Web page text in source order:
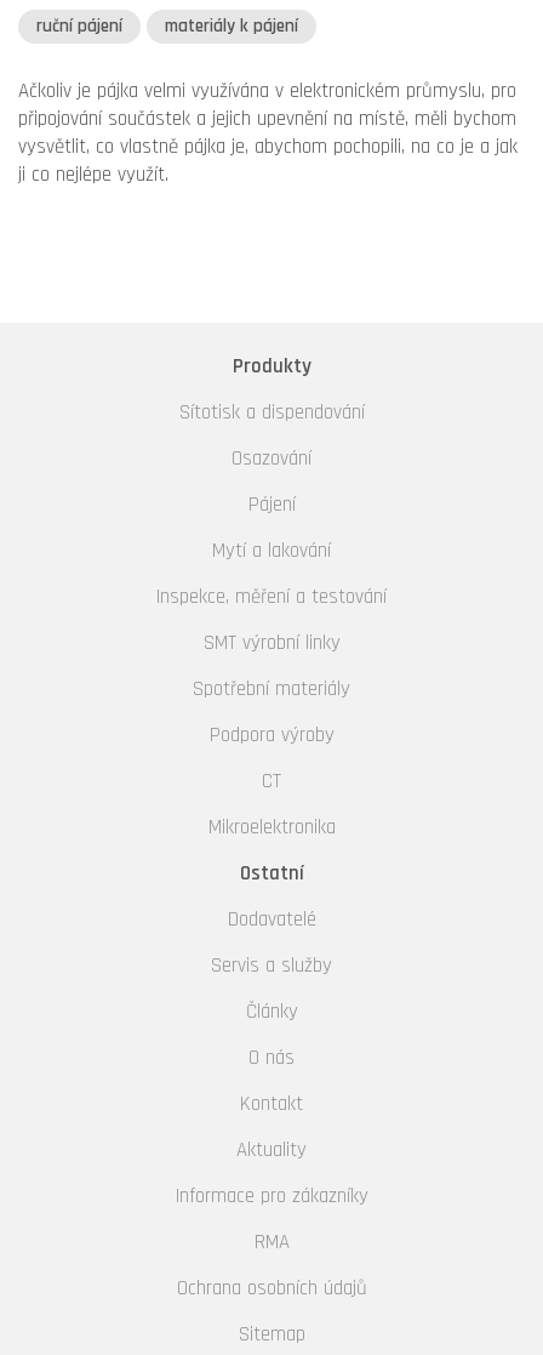
ruční pájení materiály k pájení
Ačkoliv je pájka velmi využívána v elektronickém průmyslu, pro
připojování součástek a jejich upevnění na místě, měli bychom
vysvětlit, co vlastně pájka je, abychom pochopili, na co je a jak
ji co nejlépe využít.
Produkty
Sítotisk a dispendování
Osazování
Pájení
Mytí a lakování
Inspekce, měření a testování
SMT výrobní linky
Spotřební materiály
Podpora výroby
CT
Mikroelektronika
Ostatní
Dodavatelé
Servis a služby
Články
O nás
Kontakt
Aktuality
Informace pro zákazníky
RMA
Ochrana osobních údajů
Sitemap